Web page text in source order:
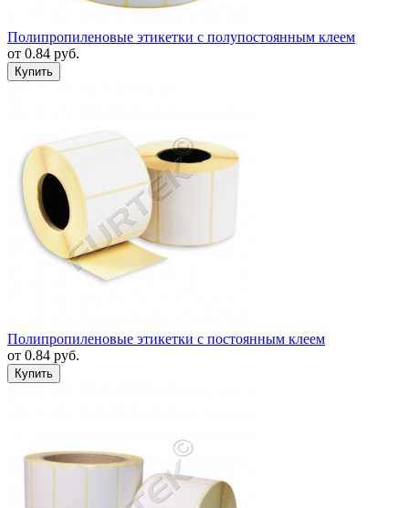
Полипропиленовые этикетки с полупостоянным клеем
от 0.84 руб.
Полипропиленовые этикетки с постоянным клеем
от 0.84 руб.